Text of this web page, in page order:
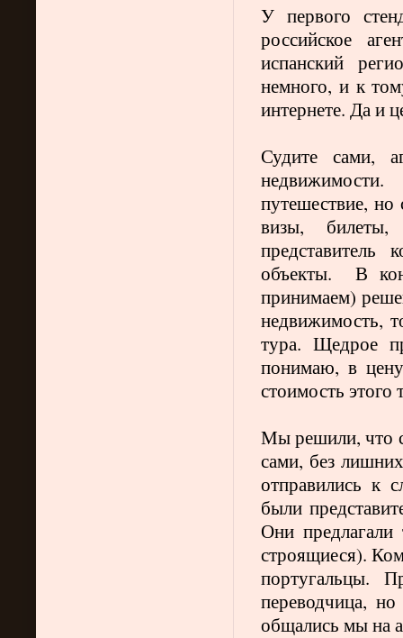
У первого
российское
испанский
немного, и к
интернете. Да и
Судите сами,
путешествие, но
визы,
представитель
объекты.
В
принимаем)
недвижимость,
тура. Щедрое
понимаю, в
стоимость этого
Мы решили, что
сами, без
отправились к
были
Они
строящиеся).
португальцы.
переводчица,
общались мы на